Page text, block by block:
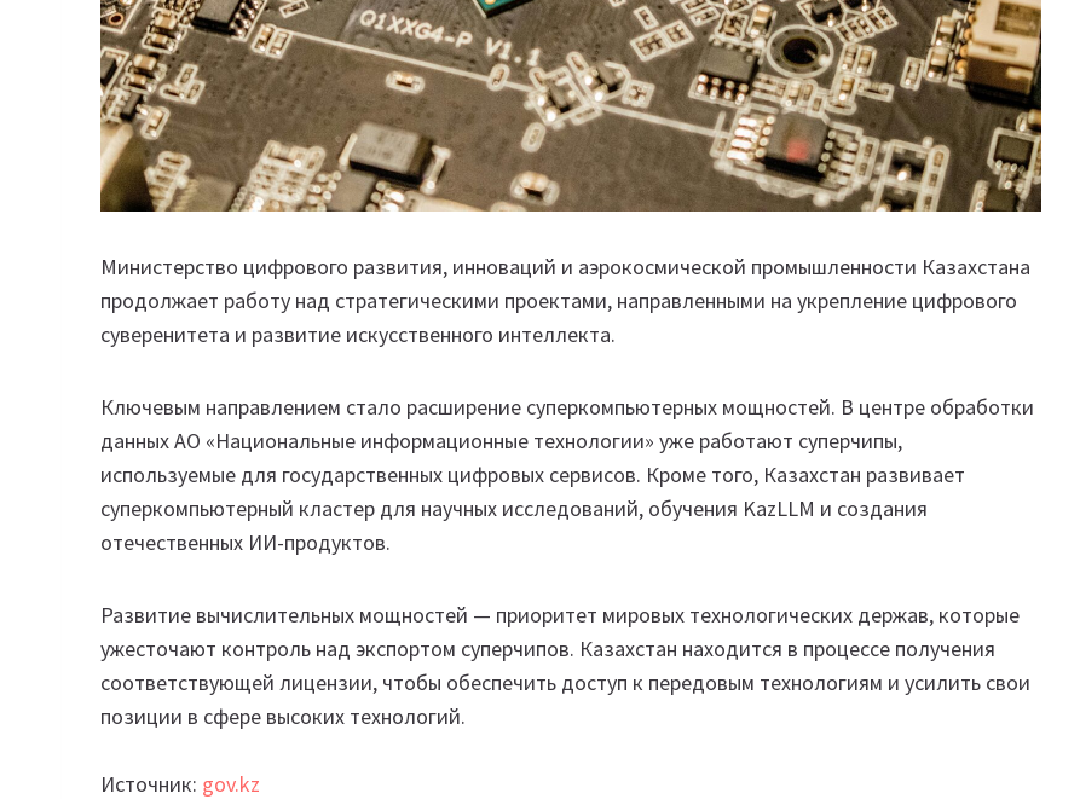
Министерство цифрового развития, инноваций и аэрокосмической промышленности Казахстана
продолжает работу над стратегическими проектами, направленными на укрепление цифрового
суверенитета и развитие искусственного интеллекта.
Ключевым направлением стало расширение суперкомпьютерных мощностей. В центре обработки
данных АО «Национальные информационные технологии» уже работают суперчипы,
используемые для государственных цифровых сервисов. Кроме того, Казахстан развивает
суперкомпьютерный кластер для научных исследований, обучения KazLLM и создания
отечественных ИИ-продуктов.
Развитие вычислительных мощностей — приоритет мировых технологических держав, которые
ужесточают контроль над экспортом суперчипов. Казахстан находится в процессе получения
соответствующей лицензии, чтобы обеспечить доступ к передовым технологиям и усилить свои
позиции в сфере высоких технологий.
Источник: gov.kz